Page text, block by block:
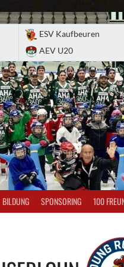
ESV Kaufbeuren
AEV U20
BILDUNG SPONSORING 100